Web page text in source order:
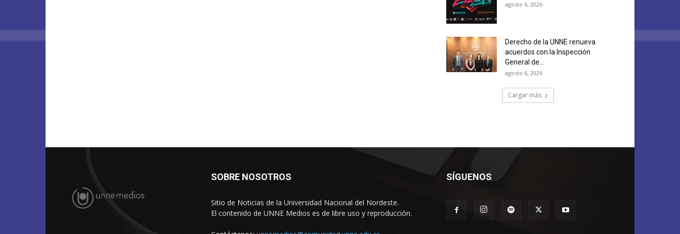
agosto 6, 2026
Derecho de la UNNE renueva
acuerdos con la Inspección
General de...
agosto 6, 2026
Cargar más
SOBRE NOSOTROS
Sitio de Noticias de la Universidad Nacional del Nordeste.
El contenido de UNNE Medios es de libre uso y reproducción.
SÍGUENOS